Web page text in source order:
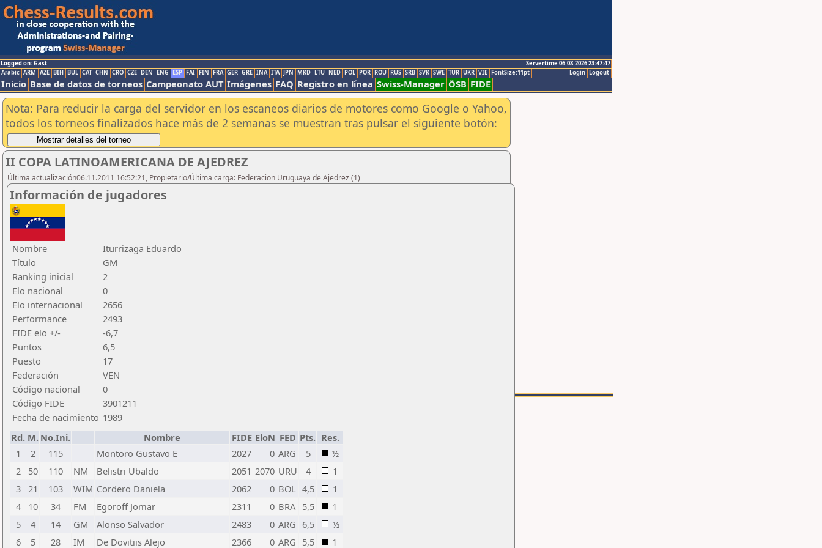
Logged on: Gast
Servertime 06.08.2026 23:47:47
Logout
Login
Arabic ARM AZE BIH BUL CAT CHN CRO CZE DEN ENG ESP FAI FIN FRA GER GRE INA ITA JPN MKD LTU NED POL POR ROU RUS SRB SVK SWE TUR UKR VIE FontSize:11pt
Inicio Base de datos de torneos Campeonato AUT Imágenes FAQ Registro en línea Swiss-Manager ÖSB FIDE
Nota: Para reducir la carga del servidor en los escaneos diarios de motores como Google o Yahoo,
todos los torneos finalizados hace más de 2 semanas se muestran tras pulsar el siguiente botón:
II COPA LATINOAMERICANA DE AJEDREZ
Última actualización06.11.2011 16:52:21, Propietario/Última carga: Federacion Uruguaya de Ajedrez (1)
Información de jugadores
Nombre
Iturrizaga Eduardo
Título
GM
Ranking inicial
2
Elo nacional
0
Elo internacional
2656
Performance
2493
FIDE elo +/-
-6,7
Puntos
6,5
Puesto
17
Federación
VEN
Código nacional
0
Código FIDE
3901211
Fecha de nacimiento 1989
Rd. M. No.Ini. Nombre FIDE EloN FED Pts. Res.
1
2 115 Montoro Gustavo E 2027 0 ARG 5
½
2
50 110 NM Belistri Ubaldo 2051 2070 URU 4
1
3 21 103 WIM Cordero Daniela 2062 0 BOL 4,5
1
4
10 34 FM Egoroff Jomar 2311 0 BRA 5,5
1
5
4 14 GM Alonso Salvador 2483 0 ARG 6,5
½
6
5 28 IM De Dovitiis Alejo 2366 0 ARG 5,5 1